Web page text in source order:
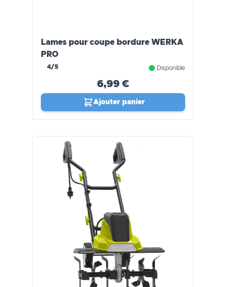
Lames pour coupe bordure WERKA
PRO
4/5 Disponible
6,99 €
Ajouter panier